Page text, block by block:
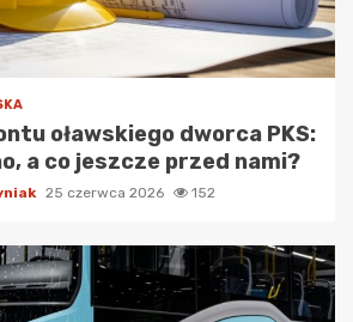
oławskiego dworca PKS:
a co jeszcze przed nami?
25 czerwca 2026 152